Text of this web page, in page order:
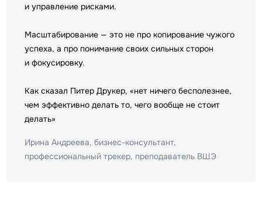
и управление рисками.
Масштабирование — это не про копирование чужого
успеха, а про понимание своих сильных сторон
и фокусировку.
Как сказал Питер Друкер, «нет ничего бесполезнее,
чем эффективно делать то, чего вообще не стоит
делать»
Ирина Андреева, бизнес-консультант,
профессиональный трекер, преподаватель ВШЭ